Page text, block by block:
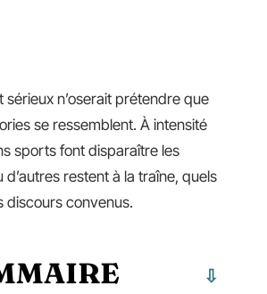
n’oserait prétendre que
se ressemblent. À intensité
sports font disparaître les
d’autres restent à la traîne, quels
discours convenus.